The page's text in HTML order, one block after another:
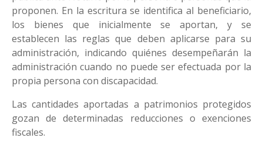
proponen. En la escritura se identifica al beneficiario,
los bienes que inicialmente se aportan, y se
establecen las reglas que deben aplicarse para su
administración, indicando quiénes desempeñarán la
administración cuando no puede ser efectuada por la
propia persona con discapacidad.
Las cantidades aportadas a patrimonios protegidos
gozan de determinadas reducciones o exenciones
fiscales.